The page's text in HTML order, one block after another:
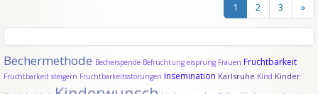
1 2 3 »
Bechermethode Becherspende Befruchtung eisprung Frauen Fruchtbarkeit
Fruchtbarkeit steigern Fruchtbarkeitsstörungen Insemination Karlsruhe Kind Kinder